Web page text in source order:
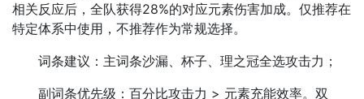
相关反应后，全队获得28%的对应元素伤害加成。仅推荐在
特定体系中使用，不推荐作为常规选择。
词条建议：主词条沙漏、杯子、理之冠全选攻击力；
副词条优先级：百分比攻击力 > 元素充能效率。双